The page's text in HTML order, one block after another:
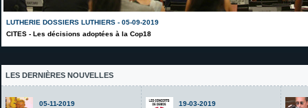
LUTHERIE DOSSIERS LUTHIERS - 05-09-2019
CITES - Les décisions adoptées à la Cop18
LES DERNIÈRES NOUVELLES
05-11-2019
19-03-2019